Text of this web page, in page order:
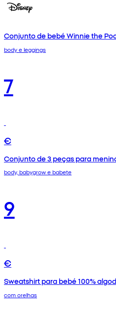
Conjunto de bebé Winnie the
body e leggings
7
€
Conjunto de 3 peças para
body, babygrow e babete
9
€
Sweatshirt para bebé 100%
com orelhas